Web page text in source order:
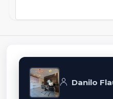
Danilo